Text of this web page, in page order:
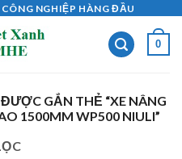
NGHIỆP HÀNG ĐẦU
0
GẮN THẺ “XE NÂNG
1500MM WP500 NIULI”